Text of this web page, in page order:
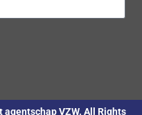
VZW. All Rights